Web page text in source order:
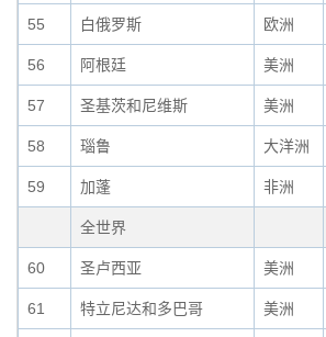
55 白俄罗斯 欧洲
56 阿根廷 美洲
57 圣基茨和尼维斯 美洲
58 瑙鲁 大洋洲
59 加蓬 非洲
全世界
60 圣卢西亚 美洲
61 特立尼达和多巴哥 美洲